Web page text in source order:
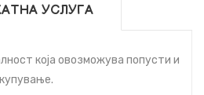
УСЛУГА
која овозможува попусти и